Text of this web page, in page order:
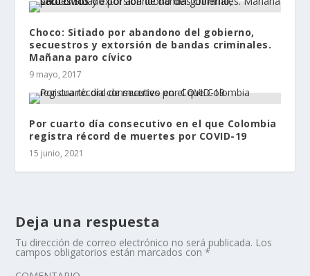
Choco: Sitiado por abandono del gobierno,
secuestros y extorsión de bandas criminales.
Mañana paro cívico
9 mayo, 2017
Por cuarto día consecutivo en el que Colombia
registra récord de muertes por COVID-19
15 junio, 2021
Deja una respuesta
Tu dirección de correo electrónico no será publicada. Los
campos obligatorios están marcados con*